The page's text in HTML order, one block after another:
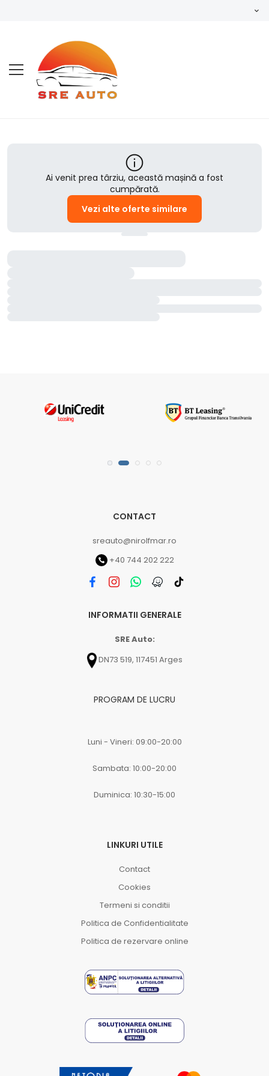
Ai venit prea târziu, această mașină a fost
cumpărată.
Vezi alte oferte similare
CONTACT
sreauto@nirolfmar.ro
+40 744 202 222
INFORMATII GENERALE
SRE Auto:
DN73 519, 117451 Arges
PROGRAM DE LUCRU
Luni - Vineri: 09:00-20:00
Sambata: 10:00-20:00
Duminica: 10:30-15:00
LINKURI UTILE
Contact
Cookies
Termeni si conditii
Politica de Confidentialitate
Politica de rezervare online